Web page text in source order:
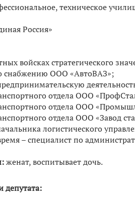
техническое
Россия»
войсках стратегического
снабжению ООО «АвтоВАЗ»;
отдела ООО
отдела ООО
отдела ООО «Завод
логистического
– специалист по
женат, воспитывает дочь.
депутата: